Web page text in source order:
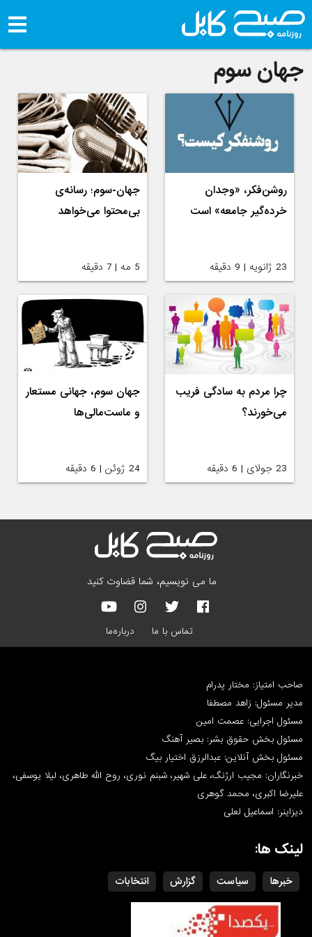
جهان سوم
روشن‌فکر، «وجدان
خرده‌گیر جامعه» است
23 ژانویه | 9 دقیقه
جهان-سوم؛ رسانه‌ی
بی‌محتوا می‌خواهد
5 مه | 7 دقیقه
چرا مردم به سادگی فریب
می‌خورند؟
23 جولای | 6 دقیقه
جهان سوم، جهانی مستعار
و ماست‌مالی‌ها
24 ژوئن | 6 دقیقه
ما می نویسیم، شما قضاوت کنید
تماس با ما درباره‌ما
صاحب امتیاز: مختار پدرام
مدیر مسئول: زاهد مصطفا
مسئول اجرایی: عصمت امین
مسئول بخش حقوق بشر: بصیر آهنگ
مسئول بخش آنلاین: عبدالرزق اختیار بیگ
خبرنگاران: مجیب ارژنگ، علی شهیر، شبنم نوری، روح الله طاهری، لیلا یوسفی،
علیرضا اکبری، محمد گوهری
دیزاینر: اسماعیل لعلی
لینک ها:
خبرها سیاست گزارش انتخابات